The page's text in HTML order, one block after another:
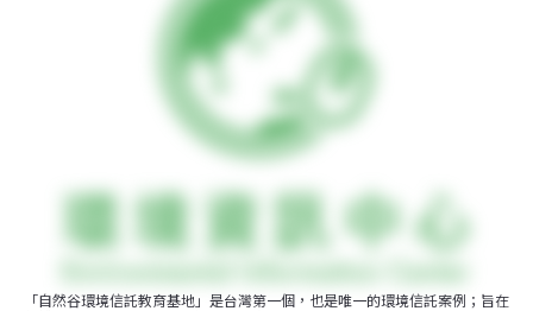
「自然谷環境信託教育基地」是台灣第一個，也是唯一的環境信託案例；旨在